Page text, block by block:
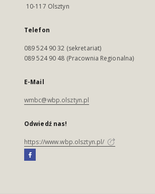
10-117 Olsztyn
Telefon
089 524 90 32 (sekretariat)
089 524 90 48 (Pracownia Regionalna)
E-Mail
wmbc@wbp.olsztyn.pl
Odwiedź nas!
https://www.wbp.olsztyn.pl/